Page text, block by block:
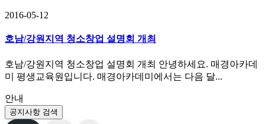
2016-05-12
호남/강원지역 청소창업 설명회 개최
호남/강원지역 청소창업 설명회 개최 안녕하세요. 매경아카데
미 평생교육원입니다. 매경아카데미에서는 다음 달...
안내
공지사항 검색